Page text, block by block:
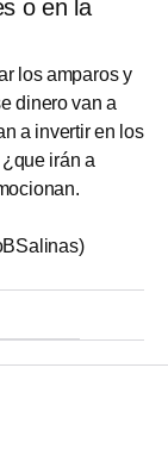
o en la
los amparos y
dinero van a
a invertir en los
irán a